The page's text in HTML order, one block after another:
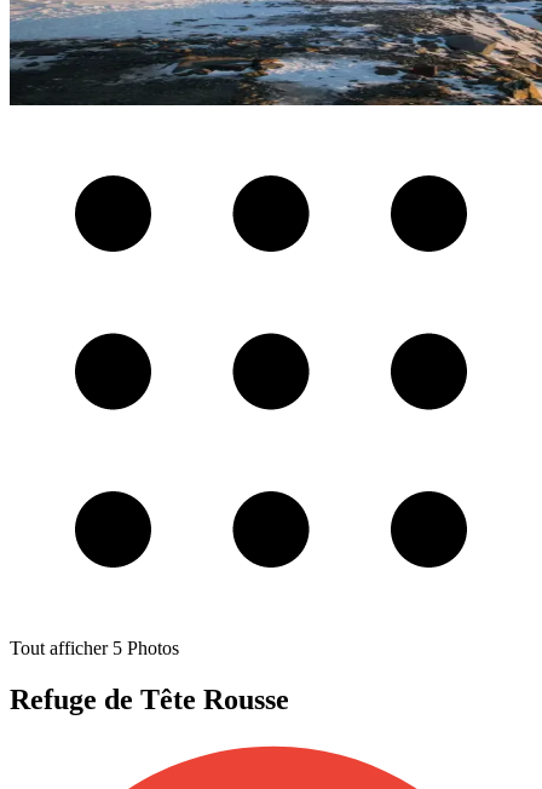
Tout afficher 5 Photos
Refuge de Tête Rousse